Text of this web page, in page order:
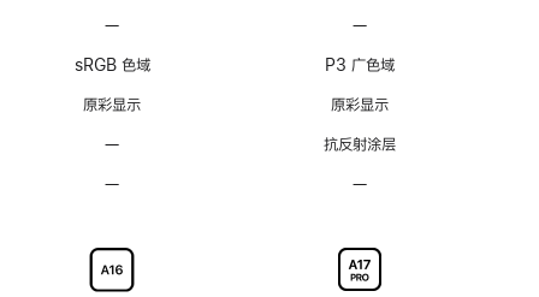
—
持
ProMotion
率
技
sRGB 色域
原彩显示
—
涂
层
—
配
纳
—
持
ProMotion
适
率
技
P3 广色域
原彩显示
抗反射涂层
—
配
纳